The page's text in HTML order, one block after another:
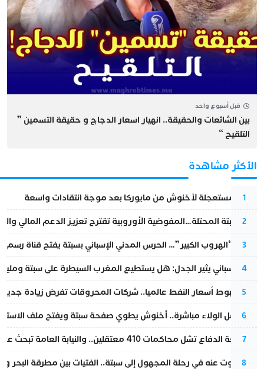
قبل أسبوع واحد
بين الشائعات والحقيقة.. انهيار اسعار الدجاج و حقيقة التسمين ”
التلقيح “
الأكثر مشاهدة
1
عودة مستعجلة لأخنوش من مايوركا بعد موجة انتقادات واسعة
2
أزمة سبتة المحتلة…المفوضية الأوروبية تقترح تعزيز الدعم المالي
3
عملية “الهروب الكبير”… الحرس المدني الإسباني بسبتة يفتح قناة
4
تقرير إسباني يثير الجدل: هل يستطيع المغرب السيطرة على سبتة
5
رغم هبوط أسعار النفط عالميا.. شركات المحروقات تفرض زيادة
6
بعد حفل الولاء مباشرة.. أخنوش يطوي صفحة سبتة ويفتح ملف
7
مقاطعة الدفاع تشل محاكمات 410 معتقلين.. والنيابة العامة تبحث عن حل قانوني
8
المسكوت عنه في رحلة المجهول إلى سبتة.. الفتيات بين مطرقة البحر